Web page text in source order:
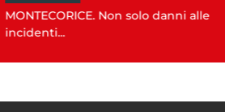
Non solo danni alle aziende